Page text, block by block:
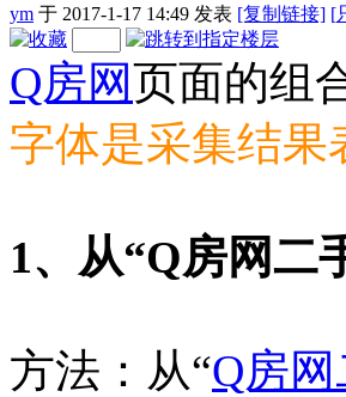
ym 于 2017-1-17 14:49 发表 [复制链接] [
Q房网页面的组
字体是采集结果
1、从“Q房网二
方法：从“Q房